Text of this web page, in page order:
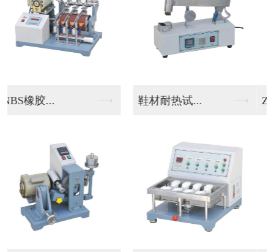
ZS-50... 电脑式万能...